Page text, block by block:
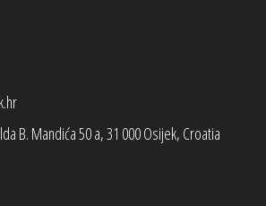
B. Mandića 50 a, 31 000 Osijek, Croatia